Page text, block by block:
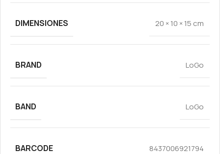
DIMENSIONES 20 × 10 × 15 cm
BRAND LoGo
BAND LoGo
BARCODE 8437006921794